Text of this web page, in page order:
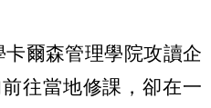
爾森管理學院攻讀企
往當地修課，卻在一